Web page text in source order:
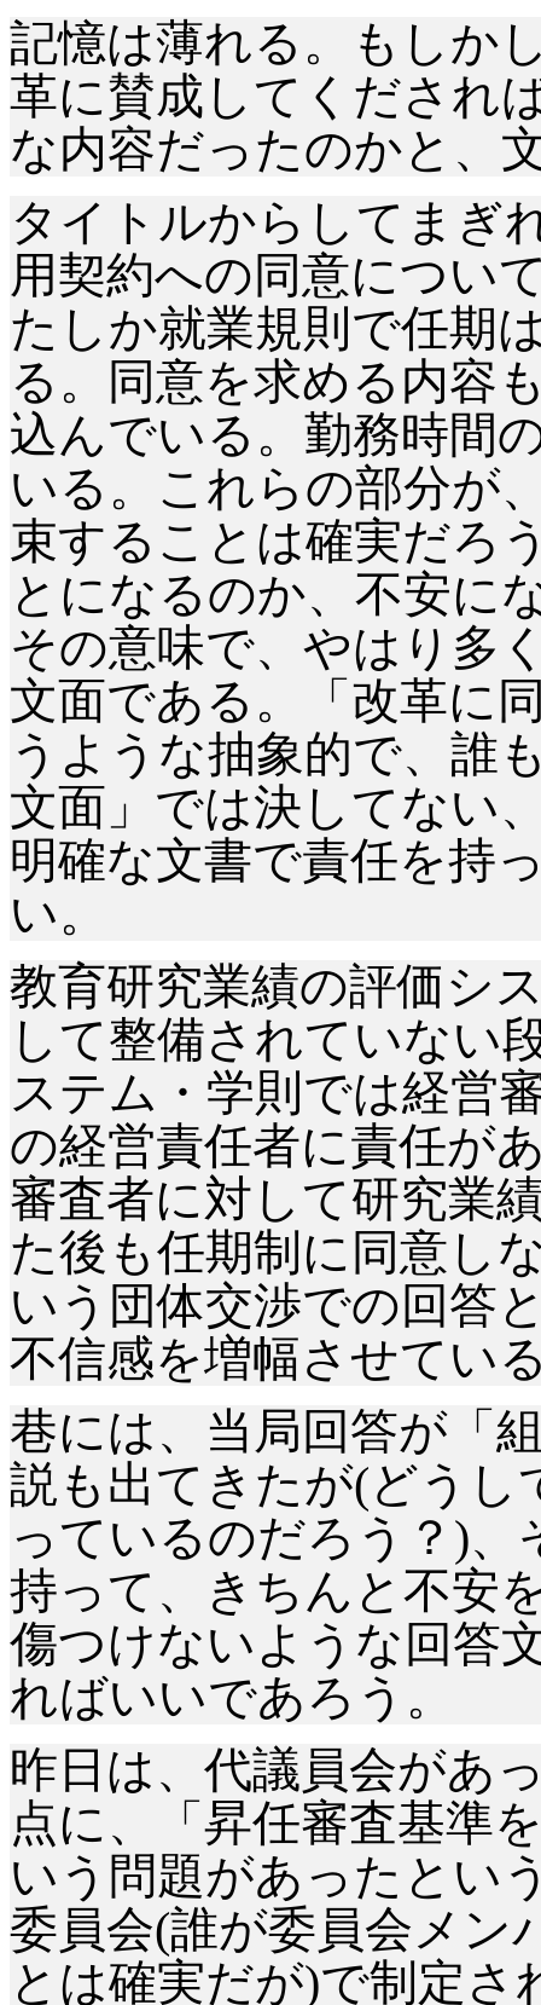
記憶は薄れる。もしか
革に賛成してくだされ
な内容だったのかと、
タイトルからしてまぎ
用契約への同意につい
たしか就業規則で任期
る。同意を求める内容
込んでいる。勤務時間
いる。これらの部分が
束することは確実だろ
とになるのか、不安に
その意味で、やはり多
文面である。「改革に
うような抽象的で、誰
文面」では決してない
明確な文書で責任を持
い。
教育研究業績の評価シ
して整備されていない
ステム・学則では経営
の経営責任者に責任が
審査者に対して研究業
た後も任期制に同意し
いう団体交渉での回答
不信感を増幅させてい
巷には、当局回答が「
説も出てきたが(どうし
っているのだろう？)
持って、きちんと不安
傷つけないような回答
ればいいであろう。
昨日は、代議員会があ
点に、「昇任審査基準
いう問題があったとい
委員会(誰が委員会メン
とは確実だが)で制定